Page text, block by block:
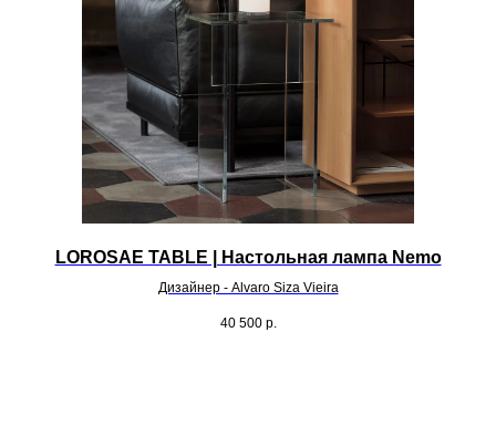
LOROSAE TABLE | Настольная лампа Nemo
Дизайнер - Alvaro Siza Vieira
40 500 р.